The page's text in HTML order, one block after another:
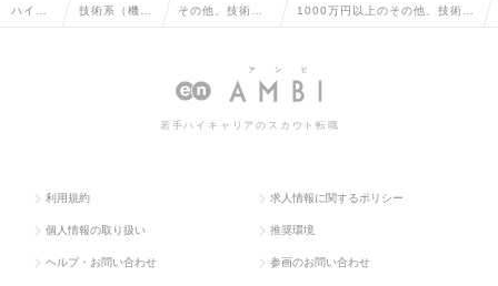
ハイク 技術系（機 その他、技術系
ロ・自動車）
1000万円以上のその他、技術系
転職・求人情報一覧
若手ハイキャリアのスカウト転職
利用規約 求人情報に関するポリシー
個人情報の取り扱い 推奨環境
ヘルプ・お問い合わせ 参画のお問い合わせ